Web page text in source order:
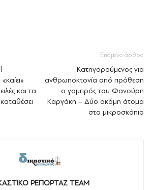
και τα
Επόμενο άρθρο
Κατηγορούμενος για
ανθρωποκτονία από πρόθεση
ο γαμπρός του Φανούρη
Καργάκη – Δύο ακόμη άτομα
στο μικροσκόπιο
ΡΕΠΟΡΤΑΖ TEAM